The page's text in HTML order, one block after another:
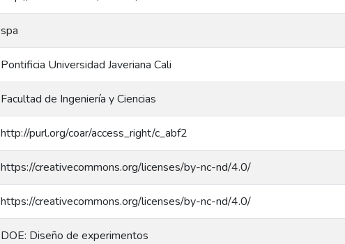
spa
Pontificia Universidad Javeriana Cali
Facultad de Ingeniería y Ciencias
http://purl.org/coar/access_right/c_abf2
https://creativecommons.org/licenses/by-nc-nd/4.0/
https://creativecommons.org/licenses/by-nc-nd/4.0/
DOE: Diseño de experimentos